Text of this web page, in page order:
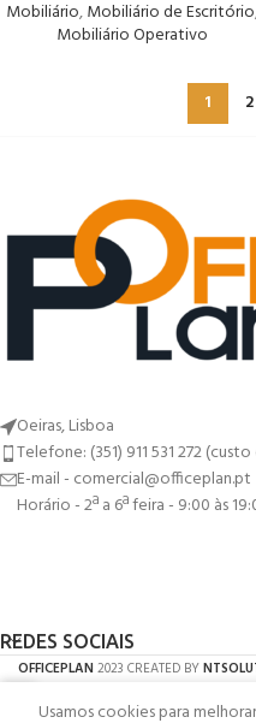
Mobiliário,Mobiliário de Escritório
Mobiliário Operativo
1 2
Oeiras, Lisboa
Telefone: (351) 911 531 272
E-mail - comercial@officeplan.pt
Horário - 2ª a 6ª feira - 9:00 às
REDES SOCIAIS
OFFICEPLAN2023 CREATED BY
Usamos cookies para